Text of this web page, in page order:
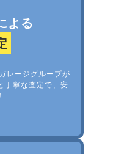
よる
レージグループが
丁寧な査定で、安